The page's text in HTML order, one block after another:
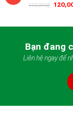
220,000₫
Bạn đang
Liên hệ ngay để